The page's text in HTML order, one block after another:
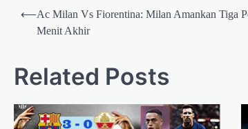
Post
navigation
⟵Ac Milan Vs Fiorentina: Milan Amankan Tiga
Menit Akhir
Related Posts